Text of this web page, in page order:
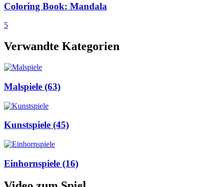
Coloring Book: Mandala
5
Verwandte Kategorien
Malspiele (63)
Kunstspiele (45)
Einhornspiele (16)